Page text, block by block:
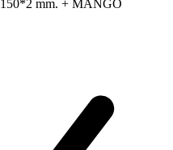
mm. + MANGO